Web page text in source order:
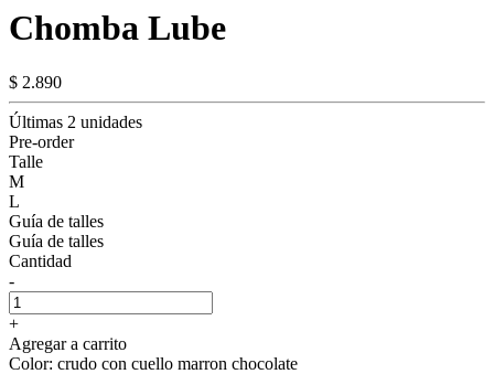
Chomba Lube
$ 2.890
Últimas 2 unidades
Pre-order
Talle
M
L
Guía de talles
Guía de talles
Cantidad
-
+
Agregar a carrito
Color: crudo con cuello marron chocolate